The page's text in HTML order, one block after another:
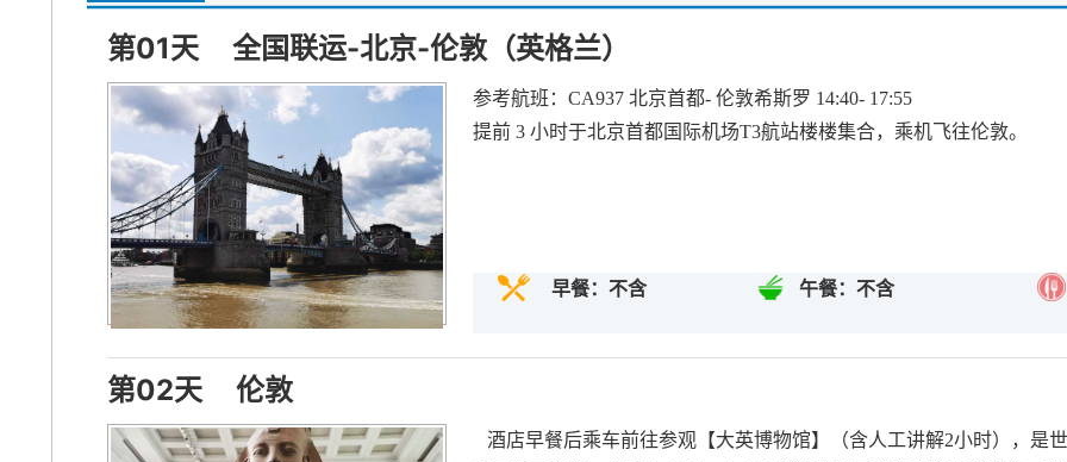
第01天 全国联运-北京-伦敦（英格兰）
参考航班：CA937 北京首都- 伦敦希斯罗 14:40- 17:55
提前 3 小时于北京首都国际机场T3航站楼楼集合，乘机飞往伦敦。
早餐：不含 午餐：不含
第02天 伦敦
酒店早餐后乘车前往参观【大英博物馆】（含人工讲解2小时），是